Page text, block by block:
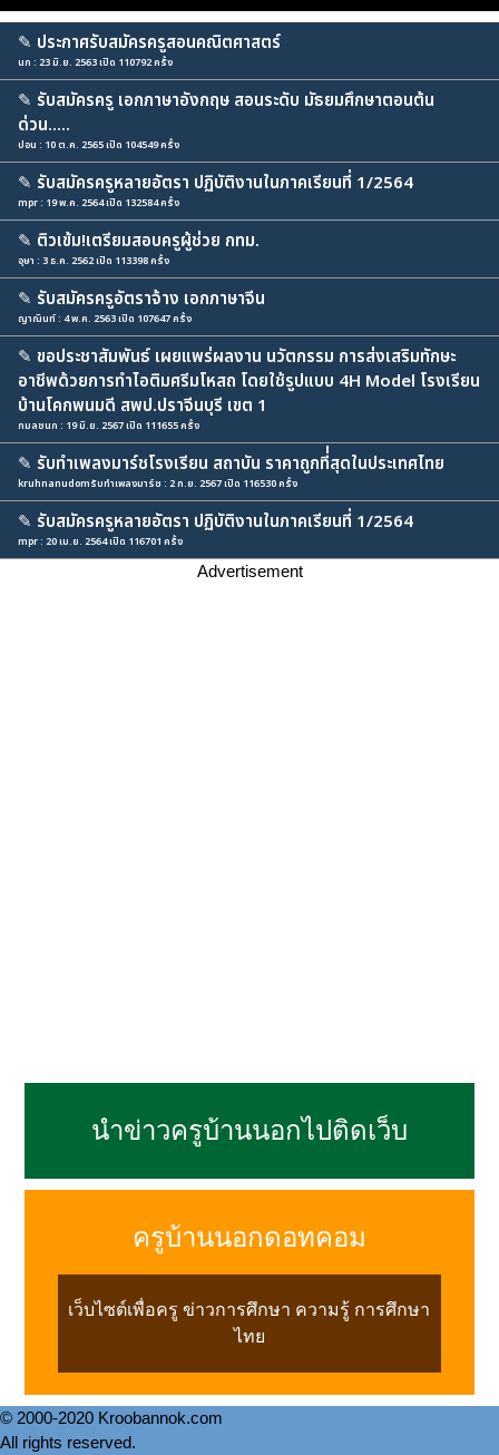
✎ ประกาศรับสมัครครูสอนคณิตศาสตร์
นก : 23 มิ.ย. 2563 เปิด 110792 ครั้ง
✎ รับสมัครครู เอกภาษาอังกฤษ สอนระดับ มัธยมศึกษาตอนต้น
ด่วน.....
ปอน : 10 ต.ค. 2565 เปิด 104549 ครั้ง
✎ รับสมัครครูหลายอัตรา ปฏิบัติงานในภาคเรียนที่ 1/2564
mpr : 19 พ.ค. 2564 เปิด 132584 ครั้ง
✎ ติวเข้ม!เตรียมสอบครูผู้ช่วย กทม.
อุษา : 3 ธ.ค. 2562 เปิด 113398 ครั้ง
✎ รับสมัครครูอัตราจ้าง เอกภาษาจีน
ญาณินท์ : 4 พ.ค. 2563 เปิด 107647 ครั้ง
✎ ขอประชาสัมพันธ์ เผยแพร่ผลงาน นวัตกรรม การส่งเสริมทักษะ
อาชีพด้วยการทำไอติมศรีมโหสถ โดยใช้รูปแบบ 4H Model โรงเรียน
บ้านโคกพนมดี สพป.ปราจีนบุรี เขต 1
กมลชนก : 19 มิ.ย. 2567 เปิด 111655 ครั้ง
✎ รับทำเพลงมาร์ชโรงเรียน สถาบัน ราคาถูกที่่สุดในประเทศไทย
kruhnanudomรับทำเพลงมาร์ช : 2 ก.ย. 2567 เปิด 116530 ครั้ง
✎ รับสมัครครูหลายอัตรา ปฏิบัติงานในภาคเรียนที่ 1/2564
mpr : 20 เม.ย. 2564 เปิด 116701 ครั้ง
Advertisement
นำข่าวครูบ้านนอกไปติดเว็บ
ครูบ้านนอกดอทคอม
เว็บไซต์เพื่อครู ข่าวการศึกษา ความรู้ การศึกษา
ไทย
© 2000-2020 Kroobannok.com
All rights reserved.